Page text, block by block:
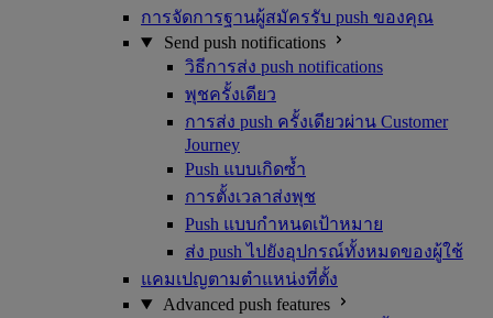
การจัดการฐานผู้สมัครรับ push ของคุณ
Send push notifications
วิธีการส่ง push notifications
พุชครั้งเดียว
การส่ง push ครั้งเดียวผ่าน Customer
Journey
Push แบบเกิดซ้ำ
การตั้งเวลาส่งพุช
Push แบบกำหนดเป้าหมาย
ส่ง push ไปยังอุปกรณ์ทั้งหมดของผู้ใช้
แคมเปญตามตำแหน่งที่ตั้ง
Advanced push features